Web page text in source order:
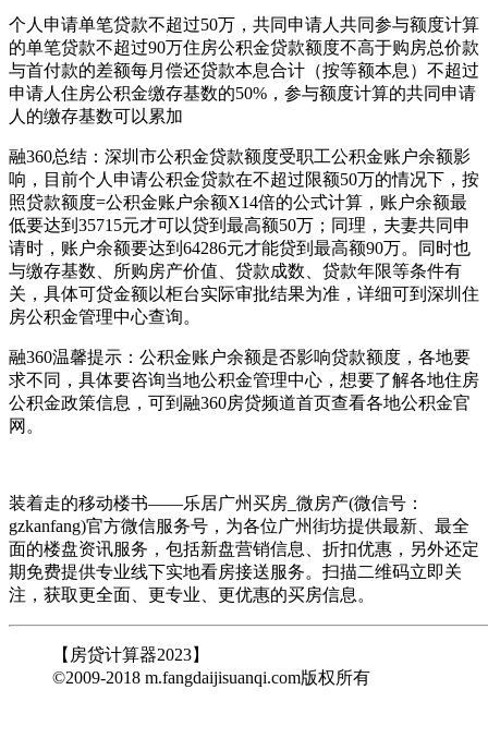
个人申请单笔贷款不超过50万，共同申请人共同参与额度计算
的单笔贷款不超过90万住房公积金贷款额度不高于购房总价款
与首付款的差额每月偿还贷款本息合计（按等额本息）不超过
申请人住房公积金缴存基数的50%，参与额度计算的共同申请
人的缴存基数可以累加
融360总结：深圳市公积金贷款额度受职工公积金账户余额影
响，目前个人申请公积金贷款在不超过限额50万的情况下，按
照贷款额度=公积金账户余额X14倍的公式计算，账户余额最
低要达到35715元才可以贷到最高额50万；同理，夫妻共同申
请时，账户余额要达到64286元才能贷到最高额90万。同时也
与缴存基数、所购房产价值、贷款成数、贷款年限等条件有
关，具体可贷金额以柜台实际审批结果为准，详细可到深圳住
房公积金管理中心查询。
融360温馨提示：公积金账户余额是否影响贷款额度，各地要
求不同，具体要咨询当地公积金管理中心，想要了解各地住房
公积金政策信息，可到融360房贷频道首页查看各地公积金官
网。
装着走的移动楼书——乐居广州买房_微房产(微信号：
gzkanfang)官方微信服务号，为各位广州街坊提供最新、最全
面的楼盘资讯服务，包括新盘营销信息、折扣优惠，另外还定
期免费提供专业线下实地看房接送服务。扫描二维码立即关
注，获取更全面、更专业、更优惠的买房信息。
【房贷计算器2023】
©2009-2018 m.fangdaijisuanqi.com版权所有